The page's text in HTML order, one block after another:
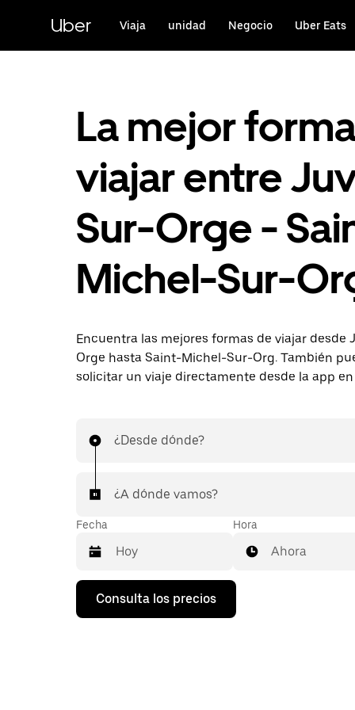
contenido
principal
Uber Viaja unidad Negocio Uber Eats
La mejor
viajar entre
Sur-Orge -
Michel-Sur-
Encuentra las mejores formas de viajar desde
Orge hasta Saint-Michel-Sur-Org. También
solicitar un viaje directamente desde la app
¿Desde dónde?
¿A dónde vamos?
Fecha
Pulsa
flecha
Hora
Ahora
Consulta los precios